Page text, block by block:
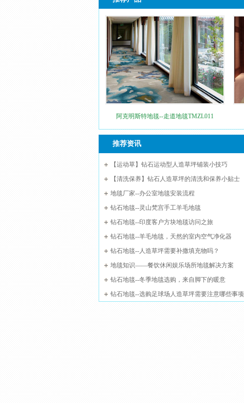
阿克明斯特地毯--走道地毯TMZL011
推荐资讯
【运动草】钻石运动型人造草坪铺装小技巧
【清洗保养】钻石人造草坪的清洗和保养小贴士
地毯厂家--办公室地毯安装流程
钻石地毯--灵山梵宫手工羊毛地毯
钻石地毯--印度客户方块地毯访问之旅
钻石地毯--羊毛地毯，天然的室内空气净化器
钻石地毯--人造草坪需要补撒填充物吗？
地毯知识——餐饮休闲娱乐场所地毯解决方案
钻石地毯--冬季地毯选购，来自脚下的暖意
钻石地毯--选购足球场人造草坪需要注意哪些事项